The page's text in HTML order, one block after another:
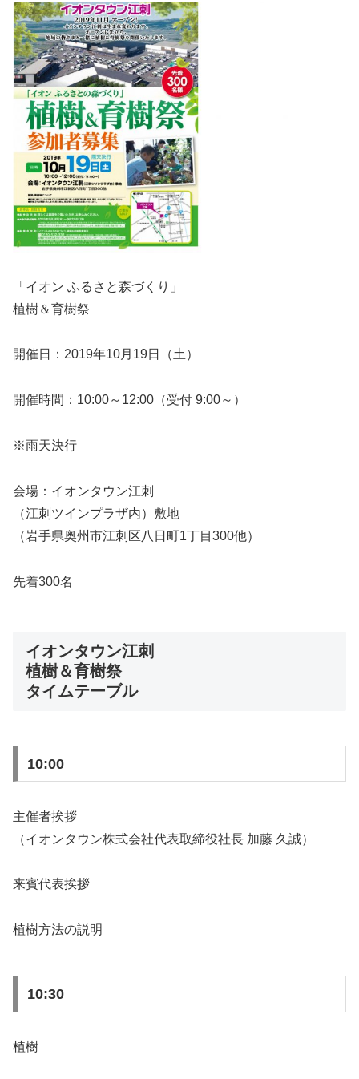
「イオン ふるさと森づくり」
植樹＆育樹祭
開催日：2019年10月19日（土）
開催時間：10:00～12:00（受付 9:00～）
※雨天決行
会場：イオンタウン江刺
（江刺ツインプラザ内）敷地
（岩手県奥州市江刺区八日町1丁目300他）
先着300名
イオンタウン江刺
植樹＆育樹祭
タイムテーブル
10:00
主催者挨拶
（イオンタウン株式会社代表取締役社長 加藤 久誠）
来賓代表挨拶
植樹方法の説明
10:30
植樹